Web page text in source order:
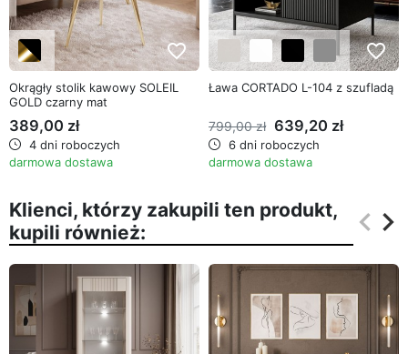
favorite_border
Okrągły stolik kawowy SOLEIL
GOLD czarny mat
389,00 zł
4 dni roboczych
darmowa dostawa
favorite_border
Ława CORTADO L-104 z szufladą
799,00 zł 639,20 zł
6 dni roboczych
darmowa dostawa
Klienci, którzy zakupili ten produkt,
kupili również:
keyboard_arrow_left
keyboard_arrow_right